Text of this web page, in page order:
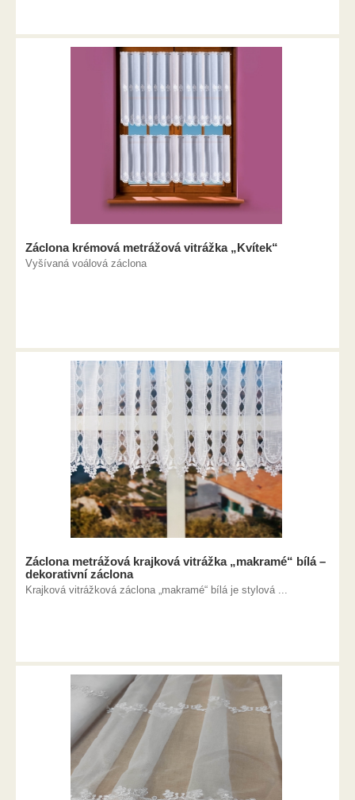
Záclona krémová metrážová vitrážka „Kvítek“
Vyšívaná voálová záclona
Záclona metrážová krajková vitrážka „makramé“ bílá –
dekorativní záclona
Krajková vitrážková záclona „makramé“ bílá je stylová ...